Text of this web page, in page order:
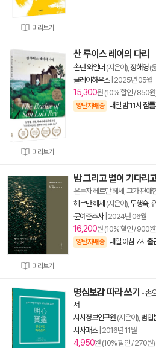
미리보기
미리보기
산 루이스 레이의 다리
손턴 와일더 (지은이), 정해영(
클레이하우스| 2025년 05월
15,300원 (10% 할인 / 850
양탄자배송 내일 밤 11시 잠
미리보기
밤 그리고 별이 기다리
은둔자 헤르만 헤세, 그가 편애
헤르만 헤세 (지은이), 두행숙,
문예춘추사| 2024년 06월
16,200원 (10% 할인 / 900
양탄자배송 내일 아침 7시 출
명심보감 따라 쓰기 -손
서
시사정보연구원 (지은이), 범입
시사패스| 2016년 11월
4,950원 (10% 할인 / 270원)